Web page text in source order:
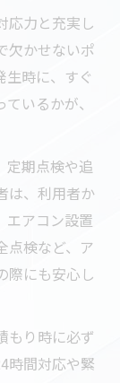
応力と充実し
欠かせないポ
生時に、すぐ
いるかが、
定期点検や追
は、利用者か
エアコン設置
点検など、ア
際にも安心し
もり時に必ず
時間対応や緊